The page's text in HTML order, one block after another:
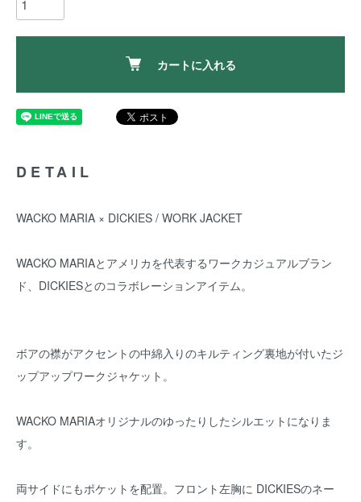
カートに入れる
DETAIL
WACKO MARIA × DICKIES / WORK JACKET
WACKO MARIAとアメリカを代表するワークカジュアルブラン
ド、DICKIESとのコラボレーションアイテム。
ボアの襟がアクセントの中綿入りのキルティング裏地が付いたジ
ップアップワークジャケット。
WACKO MARIAオリジナルのゆったりしたシルエットになりま
す。
両サイドにもポケットを配置。フロント左胸に DICKIESのネー